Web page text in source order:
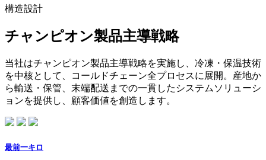
構造設計
チャンピオン製品主導戦略
当社はチャンピオン製品主導戦略を実施し、冷凍・保温技術
を中核として、コールドチェーン全プロセスに展開。産地か
ら輸送・保管、末端配送までの一貫したシステムソリューシ
ョンを提供し、顧客価値を創造します。
最前一キロ